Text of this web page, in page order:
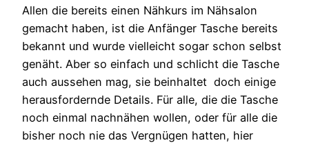
Allen die bereits einen Nähkurs im Nähsalon
gemacht haben, ist die Anfänger Tasche bereits
bekannt und wurde vielleicht sogar schon selbst
genäht. Aber so einfach und schlicht die Tasche
auch aussehen mag, sie beinhaltet doch einige
herausfordernde Details. Für alle, die die Tasche
noch einmal nachnähen wollen, oder für alle die
bisher noch nie das Vergnügen hatten, hier